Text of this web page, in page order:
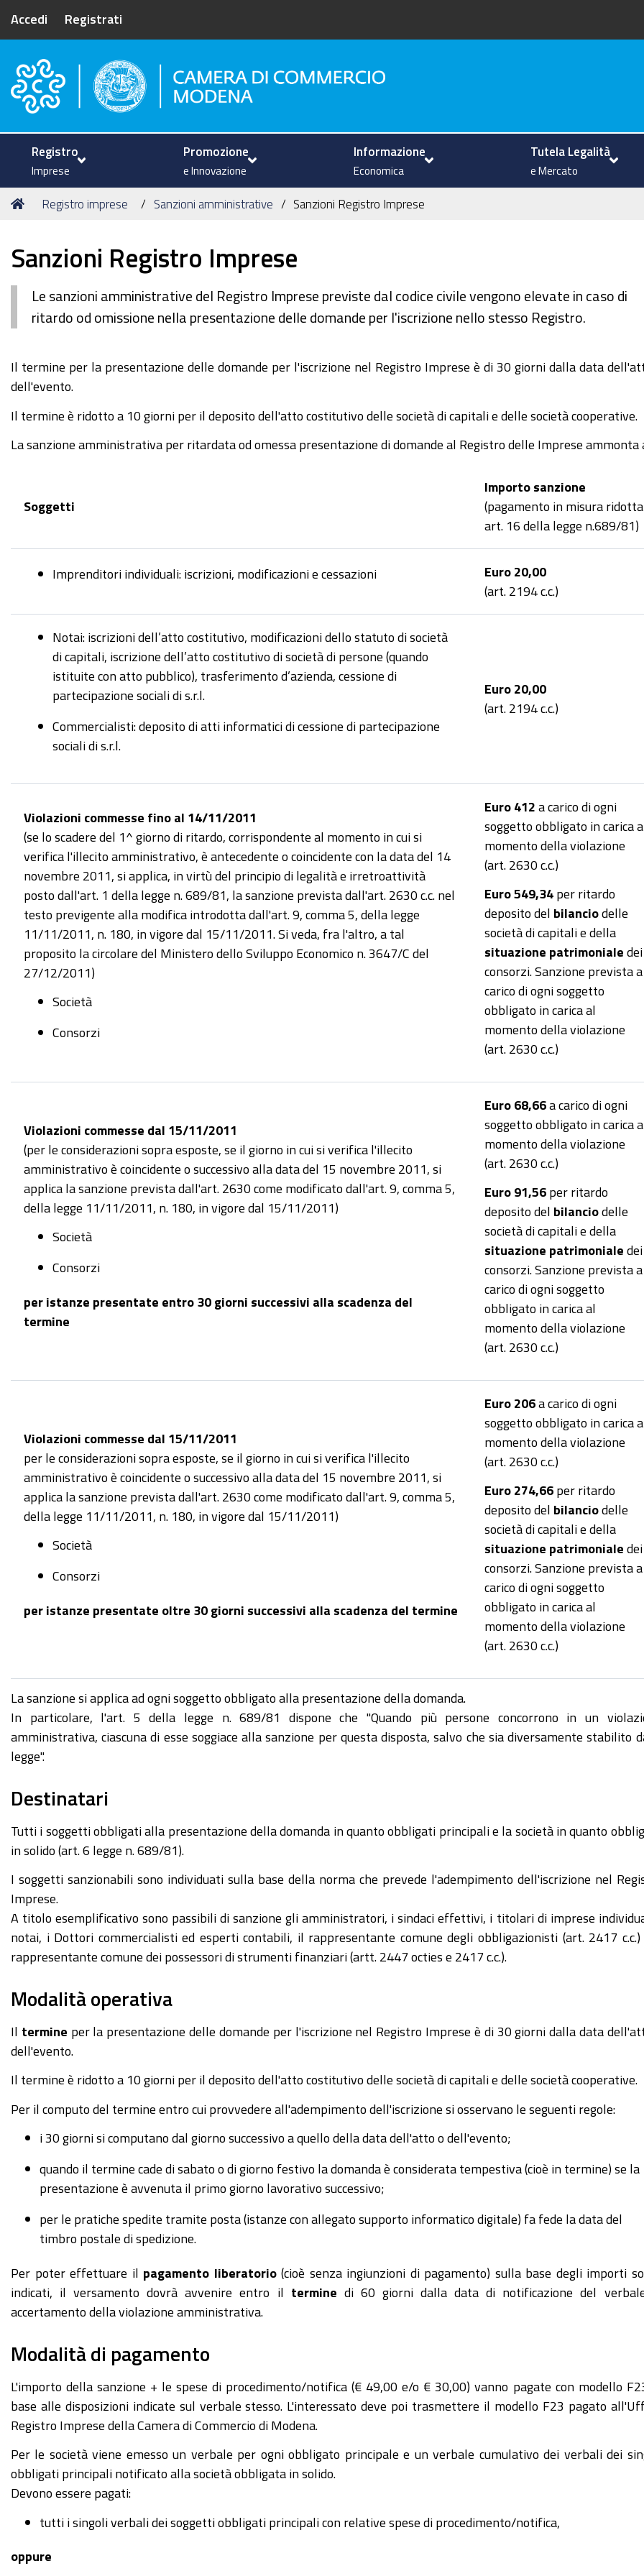
Accedi Registrati
Camera di Commercio di Modena
Registro
Imprese
Promozione
e Innovazione
Informazione
Economica
Tutela Legalità
e Mercato
Tu
Home
Registro imprese Sanzioni amministrative Sanzioni Registro Imprese
Sanzioni Registro Imprese
Le sanzioni amministrative del Registro Imprese previste dal codice civile vengono elevate in caso di
ritardo od omissione nella presentazione delle domande per l'iscrizione nello stesso Registro.
Il termine per la presentazione delle domande per l'iscrizione nel Registro Imprese è di 30 giorni dalla data
dell'evento.
Il termine è ridotto a 10 giorni per il deposito dell'atto costitutivo delle società di capitali e delle società cooperative.
La sanzione amministrativa per ritardata od omessa presentazione di domande al Registro delle Imprese ammonta
Soggetti
Importo sanzione
(pagamento in misura ridotta
art. 16 della legge n.689/81)
Imprenditori individuali: iscrizioni, modificazioni e cessazioni
Euro 20,00
(art. 2194 c.c.)
Notai: iscrizioni dell’atto costitutivo, modificazioni dello statuto di società
di capitali, iscrizione dell’atto costitutivo di società di persone (quando
istituite con atto pubblico), trasferimento d’azienda, cessione di
partecipazione sociali di s.r.l.
Commercialisti: deposito di atti informatici di cessione di partecipazione
sociali di s.r.l.
Euro 20,00
(art. 2194 c.c.)
Violazioni commesse fino al 14/11/2011
(se lo scadere del 1^ giorno di ritardo, corrispondente al momento in cui si
verifica l'illecito amministrativo, è antecedente o coincidente con la data del 14
novembre 2011, si applica, in virtù del principio di legalità e irretroattività
posto dall'art. 1 della legge n. 689/81, la sanzione prevista dall'art. 2630 c.c. nel
testo previgente alla modifica introdotta dall'art. 9, comma 5, della legge
11/11/2011, n. 180, in vigore dal 15/11/2011. Si veda, fra l'altro, a tal
proposito la circolare del Ministero dello Sviluppo Economico n. 3647/C del
27/12/2011)
Società
Consorzi
Euro 412 a carico di ogni
soggetto obbligato in carica
momento della violazione
(art. 2630 c.c.)
Euro 549,34 per ritardo
deposito del bilancio delle
società di capitali e della
situazione patrimoniale dei
consorzi. Sanzione prevista a
carico di ogni soggetto
obbligato in carica al
momento della violazione
(art. 2630 c.c.)
Violazioni commesse dal 15/11/2011
(per le considerazioni sopra esposte, se il giorno in cui si verifica l'illecito
amministrativo è coincidente o successivo alla data del 15 novembre 2011, si
applica la sanzione prevista dall'art. 2630 come modificato dall'art. 9, comma 5,
della legge 11/11/2011, n. 180, in vigore dal 15/11/2011)
Società
Consorzi
per istanze presentate entro 30 giorni successivi alla scadenza del
termine
Euro 68,66 a carico di ogni
soggetto obbligato in carica
momento della violazione
(art. 2630 c.c.)
Euro 91,56 per ritardo
deposito del bilancio delle
società di capitali e della
situazione patrimoniale dei
consorzi. Sanzione prevista a
carico di ogni soggetto
obbligato in carica al
momento della violazione
(art. 2630 c.c.)
Violazioni commesse dal 15/11/2011
per le considerazioni sopra esposte, se il giorno in cui si verifica l'illecito
amministrativo è coincidente o successivo alla data del 15 novembre 2011, si
applica la sanzione prevista dall'art. 2630 come modificato dall'art. 9, comma 5,
della legge 11/11/2011, n. 180, in vigore dal 15/11/2011)
Società
Consorzi
per istanze presentate oltre 30 giorni successivi alla scadenza del termine
Euro 206 a carico di ogni
soggetto obbligato in carica
momento della violazione
(art. 2630 c.c.)
Euro 274,66 per ritardo
deposito del bilancio delle
società di capitali e della
situazione patrimoniale dei
consorzi. Sanzione prevista a
carico di ogni soggetto
obbligato in carica al
momento della violazione
(art. 2630 c.c.)
La sanzione si applica ad ogni soggetto obbligato alla presentazione della domanda.
In particolare, l'art. 5 della legge n. 689/81 dispone che "Quando più persone concorrono in un
amministrativa, ciascuna di esse soggiace alla sanzione per questa disposta, salvo che sia diversamente stabilito
legge".
Destinatari
Tutti i soggetti obbligati alla presentazione della domanda in quanto obbligati principali e la società in quanto
in solido (art. 6 legge n. 689/81).
I soggetti sanzionabili sono individuati sulla base della norma che prevede l'adempimento dell'iscrizione nel
Imprese.
A titolo esemplificativo sono passibili di sanzione gli amministratori, i sindaci effettivi, i titolari di imprese
notai, i Dottori commercialisti ed esperti contabili, il rappresentante comune degli obbligazionisti (art. 2417
rappresentante comune dei possessori di strumenti finanziari (artt. 2447 octies e 2417 c.c.).
Modalità operativa
Il termine per la presentazione delle domande per l'iscrizione nel Registro Imprese è di 30 giorni dalla data
dell'evento.
Il termine è ridotto a 10 giorni per il deposito dell'atto costitutivo delle società di capitali e delle società cooperative.
Per il computo del termine entro cui provvedere all'adempimento dell'iscrizione si osservano le seguenti regole:
i 30 giorni si computano dal giorno successivo a quello della data dell'atto o dell'evento;
quando il termine cade di sabato o di giorno festivo la domanda è considerata tempestiva (cioè in termine) se la
presentazione è avvenuta il primo giorno lavorativo successivo;
per le pratiche spedite tramite posta (istanze con allegato supporto informatico digitale) fa fede la data del
timbro postale di spedizione.
Per poter effettuare il pagamento liberatorio(cioè senza ingiunzioni di pagamento) sulla base degli importi
indicati, il versamento dovrà avvenire entro il termine di 60 giorni dalla data di notificazione del
accertamento della violazione amministrativa.
Modalità di pagamento
L'importo della sanzione + le spese di procedimento/notifica (€ 49,00 e/o € 30,00) vanno pagate con modello
base alle disposizioni indicate sul verbale stesso. L'interessato deve poi trasmettere il modello F23 pagato
Registro Imprese della Camera di Commercio di Modena.
Per le società viene emesso un verbale per ogni obbligato principale e un verbale cumulativo dei verbali dei
obbligati principali notificato alla società obbligata in solido.
Devono essere pagati:
tutti i singoli verbali dei soggetti obbligati principali con relative spese di procedimento/notifica,
oppure